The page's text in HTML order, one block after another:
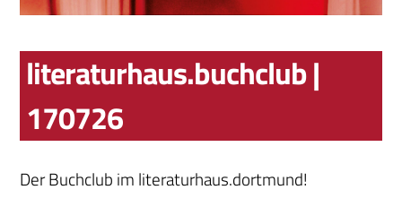
literaturhaus.buchclub |
170726
Der Buchclub im literaturhaus.dortmund!